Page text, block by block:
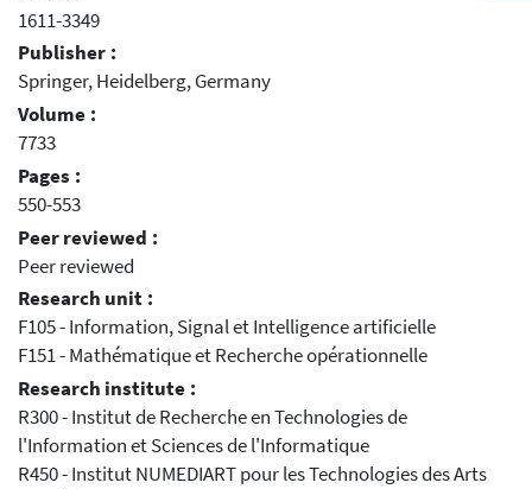
1611-3349
Publisher :
Springer, Heidelberg, Germany
Volume :
7733
Pages :
550-553
Peer reviewed :
Peer reviewed
Research unit :
F105 - Information, Signal et Intelligence artificielle
F151 - Mathématique et Recherche opérationnelle
Research institute :
R300 - Institut de Recherche en Technologies de
l'Information et Sciences de l'Informatique
R450 - Institut NUMEDIART pour les Technologies des Arts